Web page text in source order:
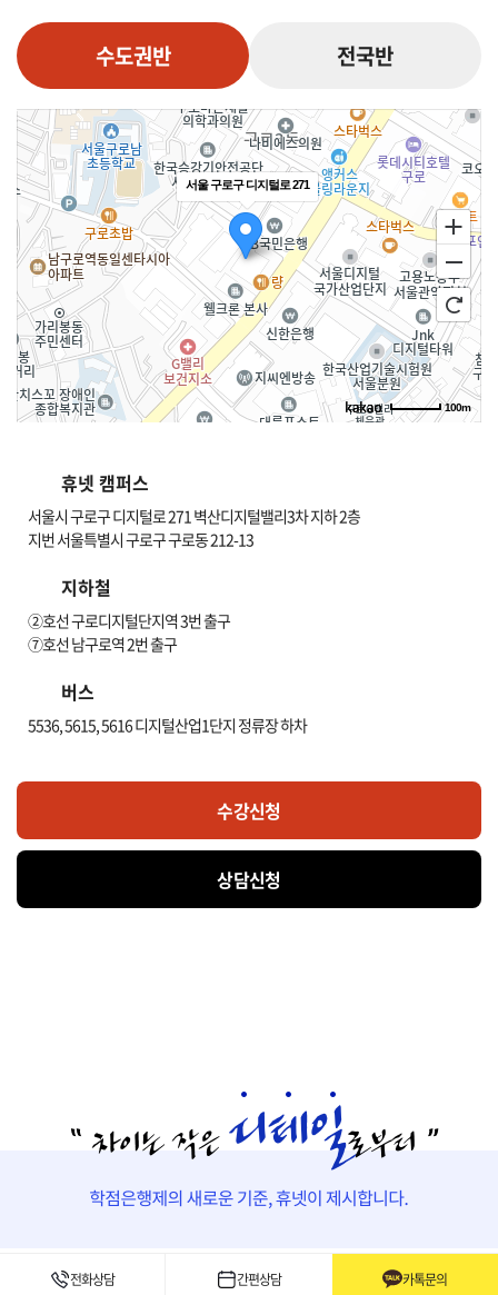
수도권반 전국반
서울 구로구 디지털로 271
100m
휴넷 캠퍼스
서울시 구로구 디지털로 271 벽산디지털밸리3차 지하 2층
지번 서울특별시 구로구 구로동 212-13
지하철
②호선 구로디지털단지역 3번 출구
⑦호선 남구로역 2번 출구
버스
5536, 5615, 5616 디지털산업1단지 정류장 하차
수강신청
상담신청
실습수업
전화상담 간편상담 카톡문의